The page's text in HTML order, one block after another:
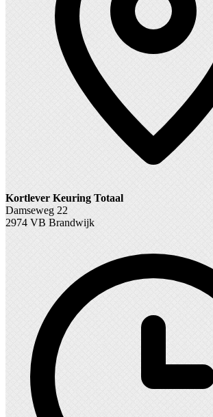
Kortlever Keuring Totaal
Damseweg 22
2974 VB Brandwijk